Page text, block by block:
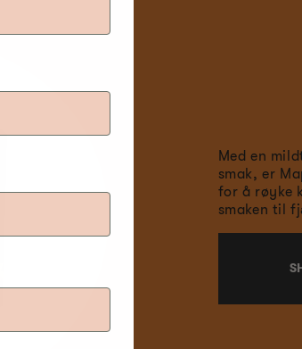
Med en
smak, er
for å røyke
smaken til